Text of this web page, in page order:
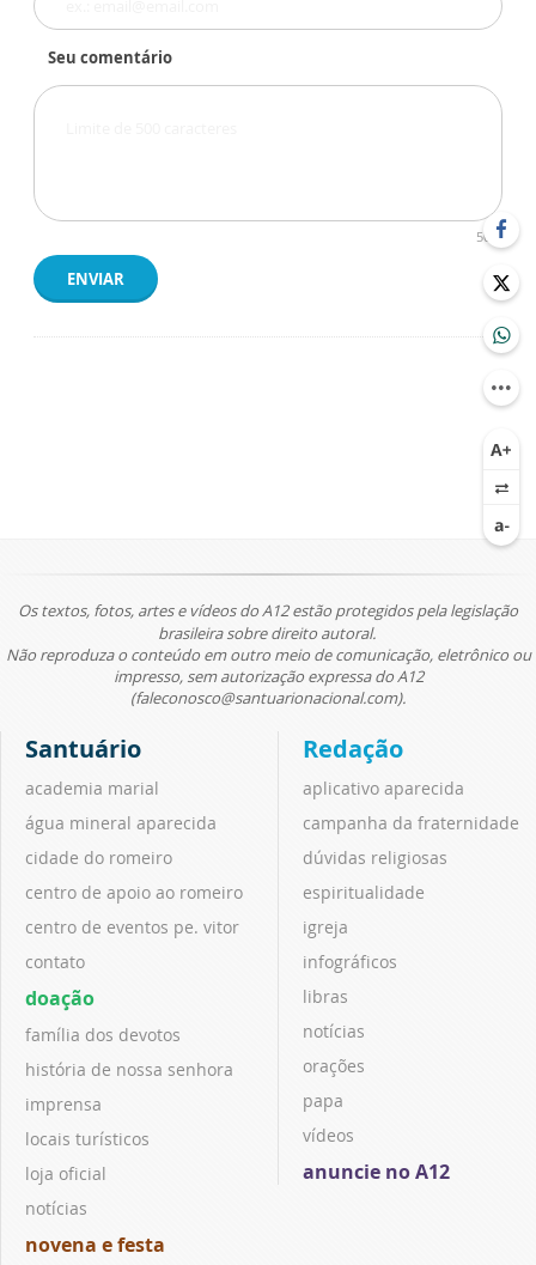
Seu comentário
500
ENVIAR
Os textos, fotos, artes e vídeos do A12 estão protegidos pela legislação
brasileira sobre direito autoral.
Não reproduza o conteúdo em outro meio de comunicação, eletrônico ou
impresso, sem autorização expressa do A12
(faleconosco@santuarionacional.com).
Santuário
academia marial
água mineral aparecida
cidade do romeiro
centro de apoio ao romeiro
centro de eventos pe. vitor
contato
doação
família dos devotos
história de nossa senhora
imprensa
locais turísticos
loja oficial
notícias
novena e festa
Redação
aplicativo aparecida
campanha da fraternidade
dúvidas religiosas
espiritualidade
igreja
infográficos
libras
notícias
orações
papa
vídeos
anuncie no A12